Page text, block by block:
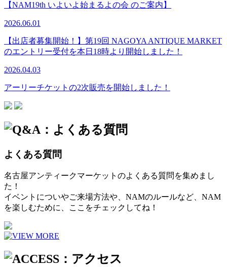
【NAM19th いよいよ始まるよの会 のご案内】
2026.06.01
【出店者募集開始！】第19回 NAGOYA ANTIQUE MARKET
のエントリー受付を本日18時より開始しました！
2026.04.03
アーリーチケットの2次販売を開始しました！
よくある質問
名古屋アンティークマーケットのよくある質問を集めまし
た！
イベントについやご来場方法や、NAMのルールなど、NAM
を楽しむために、ここをチェックしてね！